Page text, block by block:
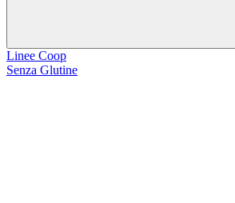
Linee Coop
Senza Glutine